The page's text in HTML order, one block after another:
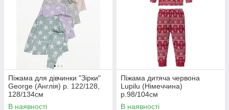
Піжама для дівчинки "Зірки"
George (Англія) р. 122/128,
128/134см
В наявності
Піжама дитяча червона
Lupilu (Німеччина)
р.98/104см
В наявності